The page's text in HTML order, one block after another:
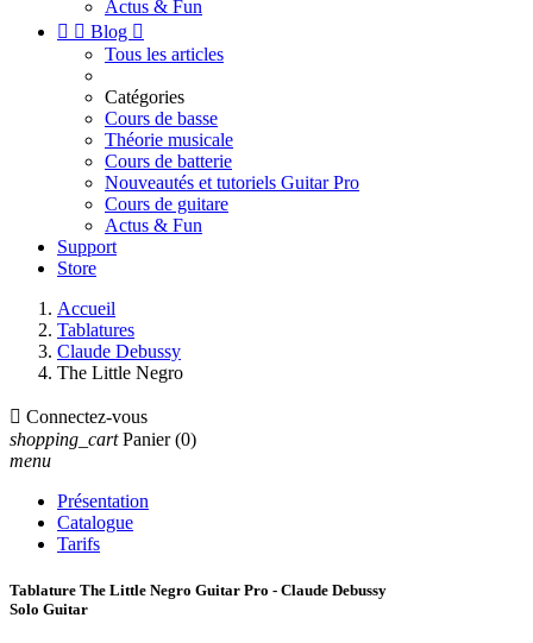
Actus & Fun
  Blog 
Tous les articles
Catégories
Cours de basse
Théorie musicale
Cours de batterie
Nouveautés et tutoriels Guitar Pro
Cours de guitare
Actus & Fun
Support
Store
Accueil
Tablatures
Claude Debussy
The Little Negro
 Connectez-vous
shopping_cart Panier (0)
menu
Présentation
Catalogue
Tarifs
Tablature The Little Negro Guitar Pro - Claude Debussy
Solo Guitar